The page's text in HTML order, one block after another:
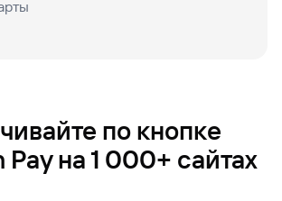
по кнопке
Pay на 1 000+ сайтах